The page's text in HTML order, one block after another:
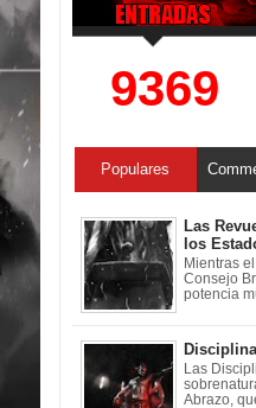
9369
Populares
Las
los
Mientras
Consejo
potencia
Las
Abrazo,